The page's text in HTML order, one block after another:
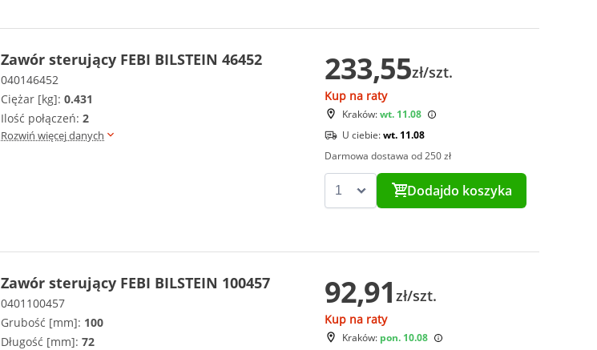
Zawór sterujący FEBI BILSTEIN 46452
040146452
Ciężar [kg]: 0.431
Ilość połączeń: 2
Rozwiń więcej danych
233,55zł/szt.
Kup na raty
Kraków:wt. 11.08
U ciebie:wt. 11.08
Darmowa dostawa od 250 zł
Dodajdo koszyka
Zawór sterujący FEBI BILSTEIN 100457
0401100457
Grubość [mm]: 100
Długość [mm]: 72
92,91 zł/szt.
Kup na raty
Kraków: pon. 10.08